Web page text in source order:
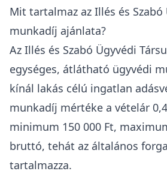
Mit tartalmaz az Illés és Szabó
munkadíj ajánlata?
Az Illés és Szabó Ügyvédi
egységes, átlátható ügyvédi
kínál lakás célú ingatlan
munkadíj mértéke a vételár
minimum 150 000 Ft,
bruttó, tehát az általános
tartalmazza.